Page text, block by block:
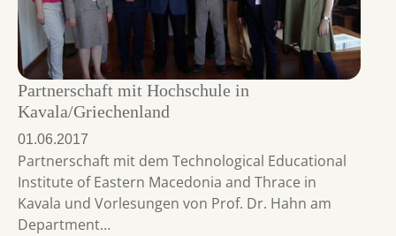
Partnerschaft mit Hochschule in
Kavala/Griechenland
01.06.2017
Partnerschaft mit dem Technological Educational
Institute of Eastern Macedonia and Thrace in
Kavala und Vorlesungen von Prof. Dr. Hahn am
Department…